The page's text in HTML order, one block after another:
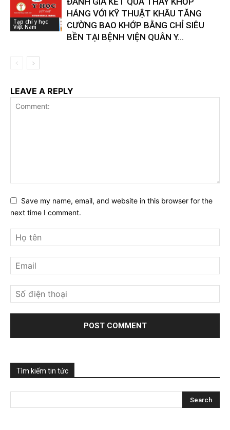
Tạp chí y học
Việt Nam
HÁNG VỚI KỸ THUẬT KHÂU TĂNG
CƯỜNG BAO KHỚP BẰNG CHỈ SIÊU
BỀN TẠI BỆNH VIỆN QUÂN Y...
LEAVE A REPLY
Save my name, email, and website in this browser for the
next time I comment.
Tìm kiếm tin tức